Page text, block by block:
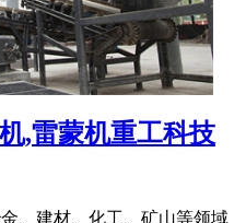
,雷蒙机重工科技
、建材、化工、矿山等领域